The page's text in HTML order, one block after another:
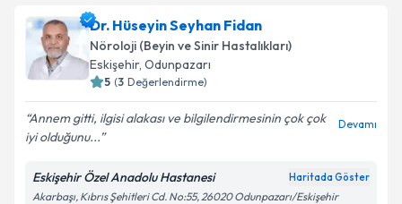
Dr. Hüseyin Seyhan Fidan
Nöroloji (Beyin ve Sinir Hastalıkları)
Eskişehir, Odunpazarı
5 (3 Değerlendirme)
Annem gitti, ilgisi alakası ve bilgilendirmesinin çok çok
iyi olduğunu...
Devamı
Eskişehir Özel Anadolu Hastanesi Haritada Göster
Akarbaşı, Kıbrıs Şehitleri Cd. No:55, 26020 Odunpazarı/Eskişehir